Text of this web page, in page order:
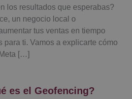
los resultados que esperabas?
un negocio local o
tus ventas en tiempo
para ti. Vamos a explicarte cómo
[…]
es el Geofencing?